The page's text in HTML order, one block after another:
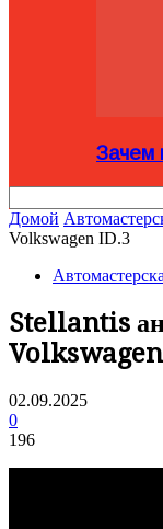
Зачем
Домой
Volkswagen ID.3
Stellantis
02.09.2025
0
196